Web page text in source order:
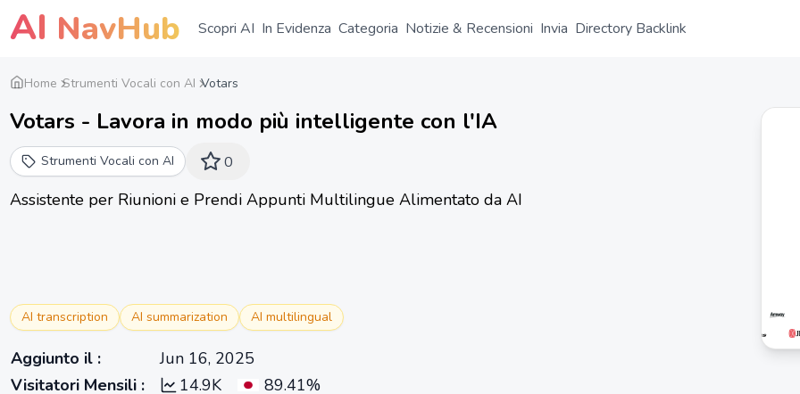
AI NavHub Scopri AI In Evidenza Categoria Notizie & Recensioni Invia Directory Backlink
Home Strumenti Vocali con AI Votars
Votars - Lavora in modo più intelligente con l'IA
Strumenti Vocali con AI 0
Assistente per Riunioni e Prendi Appunti Multilingue Alimentato da AI
AI transcription AI summarization AI multilingual
Aggiunto il :
Jun 16, 2025
Visitatori Mensili : 14.9K 89.41%